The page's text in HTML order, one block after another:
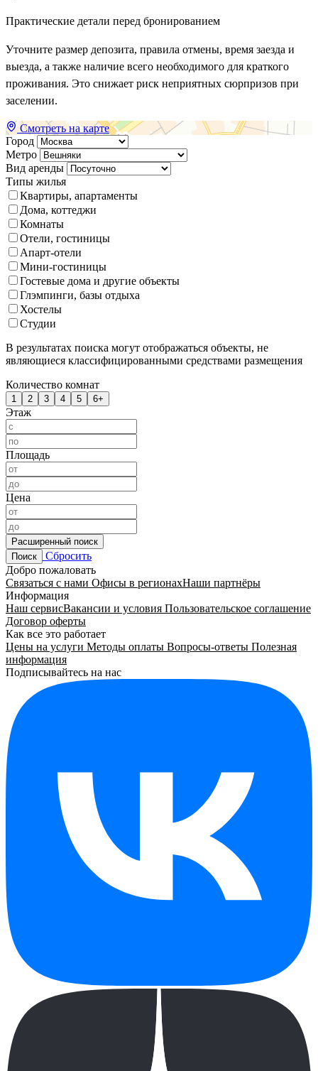
Практические детали перед бронированием
Уточните размер депозита, правила отмены, время заезда и
выезда, а также наличие всего необходимого для краткого
проживания. Это снижает риск неприятных сюрпризов при
заселении.
Смотреть на карте
Город
Метро
Вид аренды
Типы жилья
Квартиры, апартаменты
Дома, коттеджи
Комнаты
Отели, гостиницы
Апарт-отели
Мини-гостиницы
Гостевые дома и другие объекты
Глэмпинги, базы отдыха
Хостелы
Студии
В результатах поиска могут отображаться объекты, не
являющиеся классифицированными средствами размещения
Количество комнат
1 2 3 4 5 6+
Этаж
Площадь
Цена
Расширенный поиск
Поиск
Сбросить
Добро пожаловать
Связаться с нами Офисы в регионахНаши партнёры
Информация
Наш сервисВакансии и условия Пользовательское соглашение
Договор оферты
Как все это работает
Цены на услуги Методы оплаты Вопросы-ответы Полезная
информация
Подписывайтесь на нас